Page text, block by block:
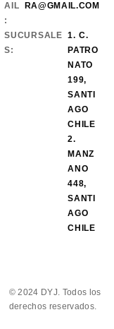
AIL
:
RA@GMAIL.COM
SUCURSALE
S:
1. C.
PATRO
NATO
199,
SANTI
AGO
CHILE
2.
MANZ
ANO
448,
SANTI
AGO
CHILE
© 2024 DYJ. Todos los
derechos reservados.